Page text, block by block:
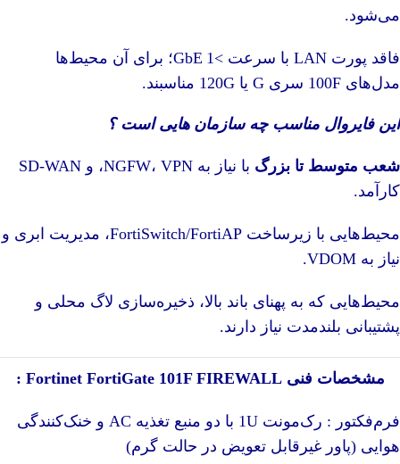
می‌شود.
فاقد پورت LAN با سرعت >1 GbE؛ برای آن محیط‌ها
مدل‌های 100F سری G یا 120G مناسبند.
این فایروال مناسب چه سازمان هایی است ؟
شعب متوسط تا بزرگ
با نیاز به NGFW، VPN، و SD‑WAN
کارآمد.
محیط‌هایی با زیرساخت FortiSwitch/FortiAP، مدیریت ابری و
نیاز به VDOM.
محیط‌هایی که به پهنای باند بالا، ذخیره‌سازی لاگ محلی و
پشتیبانی بلندمدت نیاز دارند.
مشخصات فنی Fortinet FortiGate101F FIREWALL
:
فرم‌فکتور : رک‌مونت 1U با دو منبع تغذیه AC و خنک‌کنندگی
هوایی (پاور غیرقابل تعویض در حالت گرم)